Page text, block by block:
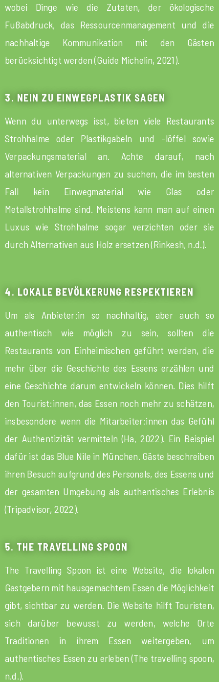
wobei Dinge wie die Zutaten, der ökologische
Fußabdruck, das Ressourcenmanagement und die
nachhaltige Kommunikation mit den Gästen
berücksichtigt werden (Guide Michelin, 2021).
3. NEIN ZU EINWEGPLASTIK SAGEN
Wenn du unterwegs isst, bieten viele Restaurants
Strohhalme oder Plastikgabeln und -löffel sowie
Verpackungsmaterial an. Achte darauf, nach
alternativen Verpackungen zu suchen, die im besten
Fall kein Einwegmaterial wie Glas oder
Metallstrohhalme sind. Meistens kann man auf einen
Luxus wie Strohhalme sogar verzichten oder sie
durch Alternativen aus Holz ersetzen (Rinkesh, n.d.).
4. LOKALE BEVÖLKERUNG RESPEKTIEREN
Um als Anbieter:in so nachhaltig, aber auch so
authentisch wie möglich zu sein, sollten die
Restaurants von Einheimischen geführt werden, die
mehr über die Geschichte des Essens erzählen und
eine Geschichte darum entwickeln können. Dies hilft
den Tourist:innen, das Essen noch mehr zu schätzen,
insbesondere wenn die Mitarbeiter:innen das Gefühl
der Authentizität vermitteln (Ha, 2022). Ein Beispiel
dafür ist das Blue Nile in München. Gäste beschreiben
ihren Besuch aufgrund des Personals, des Essens und
der gesamten Umgebung als authentisches Erlebnis
(Tripadvisor, 2022).
5. THE TRAVELLING SPOON
The Travelling Spoon ist eine Website, die lokalen
Gastgebern mit hausgemachtem Essen die Möglichkeit
gibt, sichtbar zu werden. Die Website hilft Touristen,
sich darüber bewusst zu werden, welche Orte
Traditionen in ihrem Essen weitergeben, um
authentisches Essen zu erleben (The travelling spoon,
n.d.).